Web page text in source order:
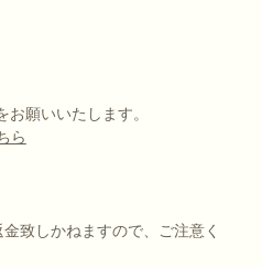
願いいたします。
ら
致しかねますので、ご注意く